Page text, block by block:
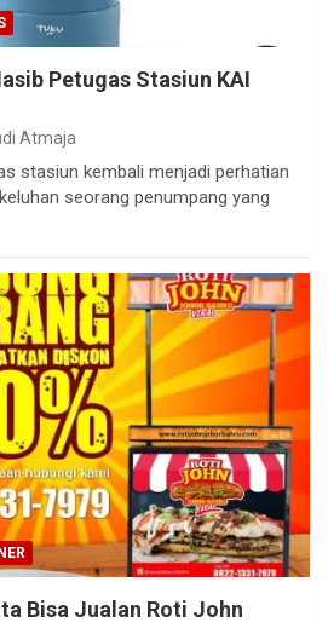
Petugas Stasiun KAI
Atmaja
stasiun kembali menjadi perhatian
seorang penumpang yang
Bisa Jualan Roti John